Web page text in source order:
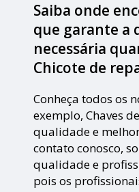
Saiba onde
que garante a
necessária
Chicote de
Conheça todos os
exemplo, Chaves
qualidade e
contato conosco,
qualidade e
pois os